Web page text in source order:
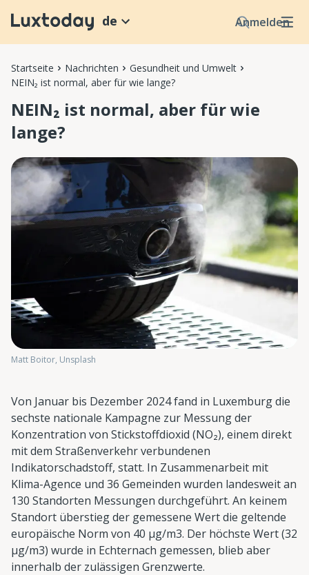
Anmelden
de
Startseite Nachrichten
Gesundheit und Umwelt
NEIN₂ ist normal, aber für wie lange?
NEIN₂ ist normal, aber für wie
lange?
Matt Boitor, Unsplash
Von Januar bis Dezember 2024 fand in Luxemburg die
sechste nationale Kampagne zur Messung der
Konzentration von Stickstoffdioxid (NO₂), einem direkt
mit dem Straßenverkehr verbundenen
Indikatorschadstoff, statt. In Zusammenarbeit mit
Klima-Agence und 36 Gemeinden wurden landesweit an
130 Standorten Messungen durchgeführt. An keinem
Standort überstieg der gemessene Wert die geltende
europäische Norm von 40 µg/m3. Der höchste Wert (32
µg/m3) wurde in Echternach gemessen, blieb aber
innerhalb der zulässigen Grenzwerte.